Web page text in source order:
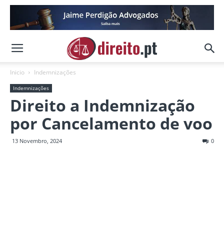
Inicio Indemnizações
Indemnizações
Direito a Indemnização
por Cancelamento de voo
13 Novembro, 2024 0